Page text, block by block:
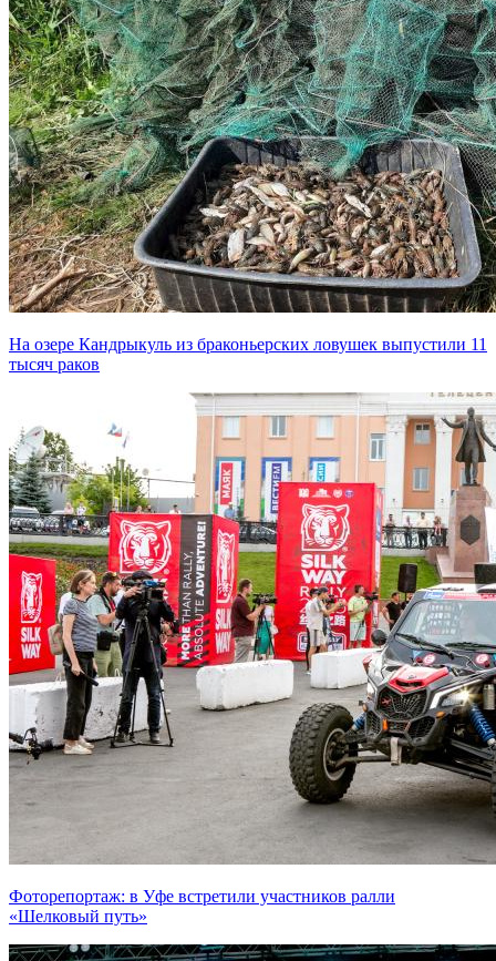
На озере Кандрыкуль из браконьерских ловушек выпустили 11
тысяч раков
Фоторепортаж: в Уфе встретили участников ралли
«Шелковый путь»